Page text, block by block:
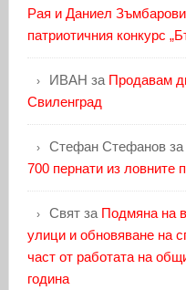
Рая и Даниел
патриотичния конкурс
ИВАН за Продавам
Свиленград
Стефан Стефановза
700 пернати из ловните
Святза Подмяна на
улици и обновяване на
част от работата на
година